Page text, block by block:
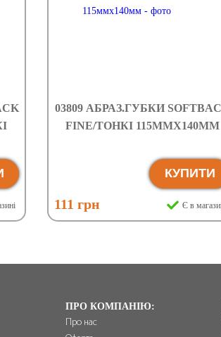
03809 АБРАЗ.ГУБКИ
FINE/ТОНКІ 115ММХ140ММ
111 грн
КУПИТИ
Є в
ПРО КОМПАНІЮ:
Про нас